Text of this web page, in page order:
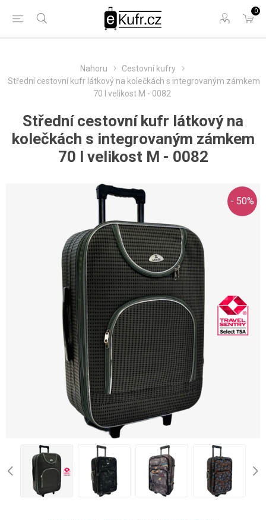
0
Nahoru
Cestovní kufry
Střední cestovní kufr látkový na kolečkách s integrovaným zámkem
70 l velikost M - 0082
Střední cestovní kufr látkový na
kolečkách s integrovaným zámkem
70 l velikost M - 0082
- 50%